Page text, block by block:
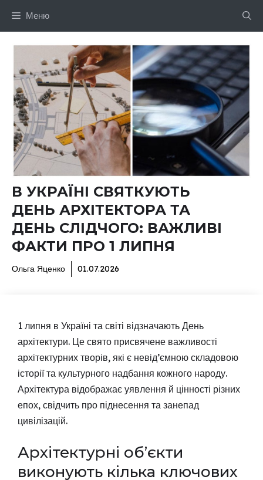
Меню
В УКРАЇНІ СВЯТКУЮТЬ
ДЕНЬ АРХІТЕКТОРА ТА
ДЕНЬ СЛІДЧОГО: ВАЖЛИВІ
ФАКТИ ПРО 1 ЛИПНЯ
Ольга Яценко 01.07.2026
1 липня в Україні та світі відзначають День
архітектури. Це свято присвячене важливості
архітектурних творів, які є невід’ємною складовою
історії та культурного надбання кожного народу.
Архітектура відображає уявлення й цінності різних
епох, свідчить про піднесення та занепад
цивілізацій.
Архітектурні об’єкти
виконують кілька ключових